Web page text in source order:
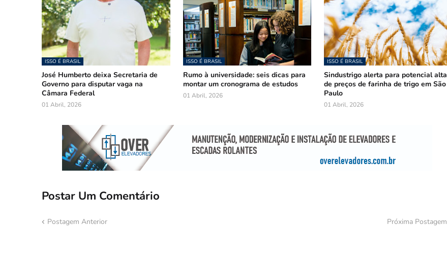
ISSO É BRASIL
José Humberto deixa Secretaria de
Governo para disputar vaga na
Câmara Federal
01 Abril, 2026
ISSO É BRASIL
Rumo à universidade: seis dicas para
montar um cronograma de estudos
01 Abril, 2026
ISSO É BRASIL
Sindustrigo alerta para potencial alta
de preços de farinha de trigo em São
Paulo
01 Abril, 2026
Postar Um Comentário
Postagem Anterior Próxima Postagem